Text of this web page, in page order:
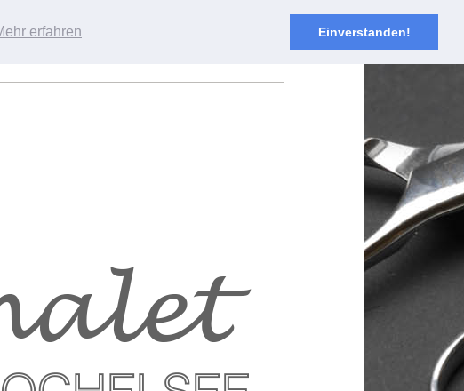
erfahren Einverstanden!
Leistungen